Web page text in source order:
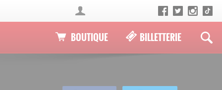
BOUTIQUE BILLETTERIE